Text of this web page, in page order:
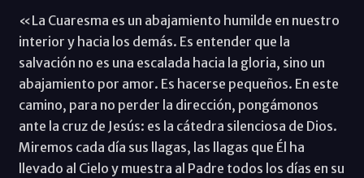
«La Cuaresma es un abajamiento humilde en nuestro
interior y hacia los demás. Es entender que la
salvación no es una escalada hacia la gloria, sino un
abajamiento por amor. Es hacerse pequeños. En este
camino, para no perder la dirección, pongámonos
ante la cruz de Jesús: es la cátedra silenciosa de Dios.
Miremos cada día sus llagas, las llagas que Él ha
llevado al Cielo y muestra al Padre todos los días en su